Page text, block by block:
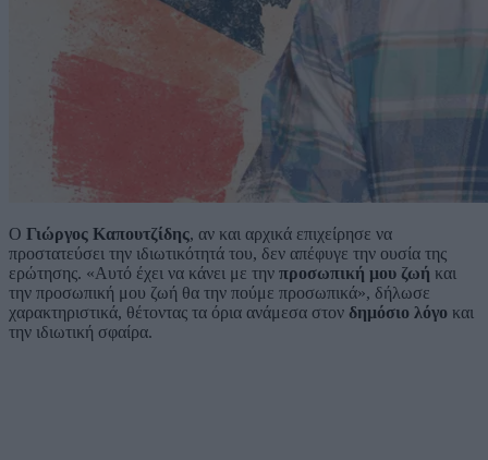
Ο Γιώργος Καπουτζίδης, αν και αρχικά επιχείρησε να
προστατεύσει την ιδιωτικότητά του, δεν απέφυγε την ουσία της
ερώτησης. «Αυτό έχει να κάνει με την προσωπική μου ζωή και
την προσωπική μου ζωή θα την πούμε προσωπικά», δήλωσε
χαρακτηριστικά, θέτοντας τα όρια ανάμεσα στον δημόσιο λόγο και
την ιδιωτική σφαίρα.